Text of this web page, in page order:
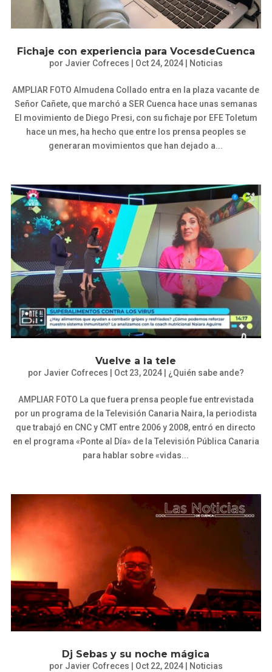
Fichaje con experiencia para VocesdeCuenca
por Javier Cofreces Oct 24, 2024| Noticias
AMPLIAR FOTO Almudena Collado entra en la plaza vacante de
Señor Cañete, que marchó a SER Cuenca hace unas semanas
El movimiento de Diego Presi, con su fichaje por EFE Toletum
hace un mes, ha hecho que entre los prensa peoples se
generaran movimientos que han dejado a...
Vuelve a la tele
por Javier Cofreces Oct 23, 2024| ¿Quién sabe ande?
AMPLIAR FOTO La que fuera prensa people fue entrevistada
por un programa de la Televisión Canaria Naira, la periodista
que trabajó en CNC y CMT entre 2006 y 2008, entró en directo
en el programa «Ponte al Día» de la Televisión Pública Canaria
para hablar sobre «vidas...
Dj Sebas y su noche mágica
por Javier Cofreces Oct 22, 2024| Noticias